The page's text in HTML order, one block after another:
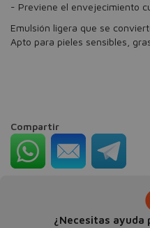
- Previene el envejecimiento
Emulsión ligera que se
Apto para pieles sensibles,
Compartir
¿Necesitas